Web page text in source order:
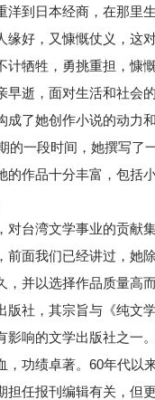
洋到日本经商，在那
好，又慷慨仗义，这
计牺牲，勇挑重担，慷
早逝，面对生活和社会
成了她创作小说的动力
的一段时间，她撰写了
的作品十分丰富，包括
对台湾文学事业的贡献
前面我们已经讲过，她
，并以选择作品质量高
社，其宗旨与《纯文
影响的文学出版社之一
，功绩卓著。60年代以
担任报刊编辑有关，但